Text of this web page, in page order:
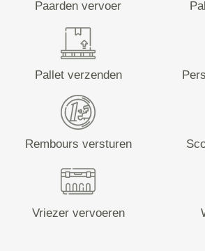
Paarden vervoer
Pallet verzenden
Rembours versturen
Vriezer vervoeren